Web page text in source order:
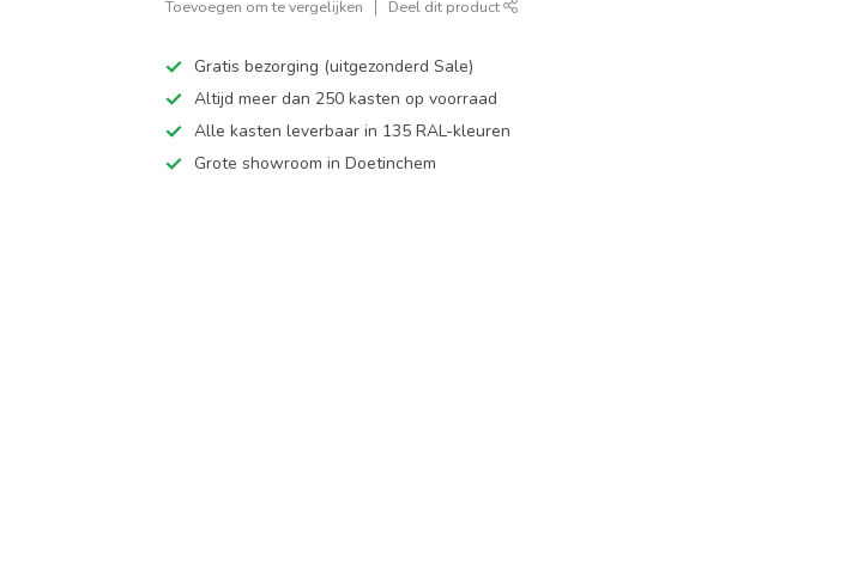
Toevoegen om te vergelijken Deel dit product
Gratis bezorging (uitgezonderd Sale)
Altijd meer dan 250 kasten op voorraad
Alle kasten leverbaar in 135 RAL-kleuren
Grote showroom in Doetinchem